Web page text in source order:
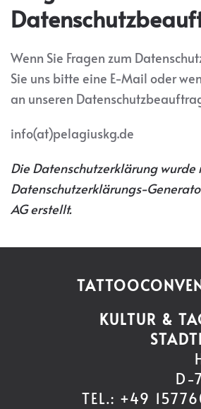
Wenn Sie Fragen zum
Sie uns bitte eine E-Mail oder
an unseren
info(at)pelagiuskg.de
Die Datenschutzerklärung
Datenschutzerklärungs-
AG erstellt.
KULTUR &
D-
TEL.: +49